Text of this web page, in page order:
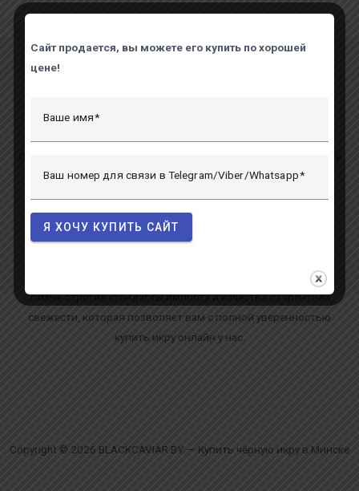
великолепные продукты, как сказочная черная икра осетра,
черная икра стерляди, а также белуги, которая подается в
лучших ресторанах и отелях мира. Имея многолетний опыт,
мы поставляем нашу продукцию прямиком из Астрахани от
свежую черную икру высочайшего качества. Мы соблюдаем
самые строгие стандарты импорта и качества с гарантией
свежести, которая позволяет вам с полной уверенностью
купить икру онлайн у нас.
Copyright © 2026 BLACKCAVIAR.BY — Купить чёрную икру в Минске
Сайт продается, вы можете его купить по хорошей
цене!
Ваше имя
Ваш номер для связи в Telegram/Viber/Whatsapp
Я ХОЧУ КУПИТЬ САЙТ